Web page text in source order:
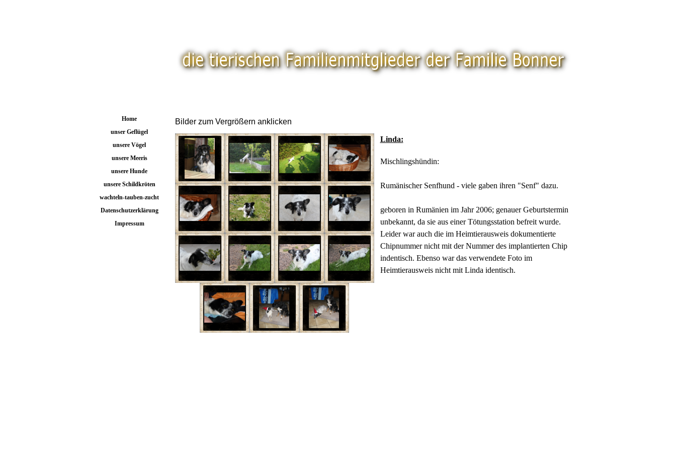
Home
unser Geflügel
unsere Vögel
unsere Meeris
unsere Hunde
unsere Schildkröten
wachteln-tauben-zucht
Datenschutzerklärung
Impressum
Bilder zum Vergrößern anklicken
Linda:
Mischlingshündin:
Rumänischer Senfhund - viele gaben ihren "Senf" dazu.
geboren in Rumänien im Jahr 2006; genauer Geburtstermin
unbekannt, da sie aus einer Tötungsstation befreit wurde.
Leider war auch die im Heimtierausweis dokumentierte
Chipnummer nicht mit der Nummer des implantierten Chip
indentisch. Ebenso war das verwendete Foto im
Heimtierausweis nicht mit Linda identisch.